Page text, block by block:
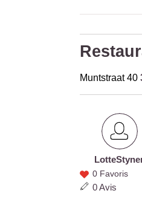
Muntstraat 40
Lotte
Stynen
Lotte
0 Favoris
0 Avis